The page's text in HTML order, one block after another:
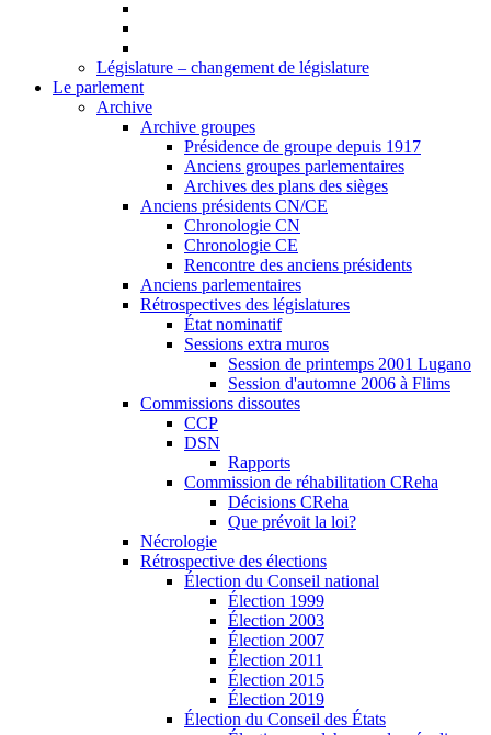
Législature – changement de législature
Le parlement
Archive
Archive groupes
Présidence de groupe depuis 1917
Anciens groupes parlementaires
Archives des plans des sièges
Anciens présidents CN/CE
Chronologie CN
Chronologie CE
Rencontre des anciens présidents
Anciens parlementaires
Rétrospectives des législatures
État nominatif
Sessions extra muros
Session de printemps 2001 Lugano
Session d'automne 2006 à Flims
Commissions dissoutes
CCP
DSN
Rapports
Commission de réhabilitation CReha
Décisions CReha
Que prévoit la loi?
Nécrologie
Rétrospective des élections
Élection du Conseil national
Élection 1999
Élection 2003
Élection 2007
Élection 2011
Élection 2015
Élection 2019
Élection du Conseil des États